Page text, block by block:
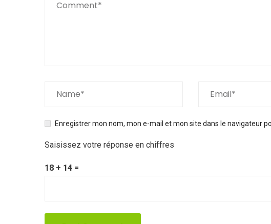
Enregistrer mon nom, mon e-mail et mon site dans le navigateur
Saisissez votre réponse en chiffres
18 + 14 =